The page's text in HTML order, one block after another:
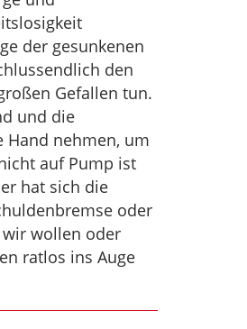
der gesunkenen
den
Gefallen tun.
und die
Hand nehmen, um
auf Pump ist
hat sich die
oder
wollen oder
ratlos ins Auge